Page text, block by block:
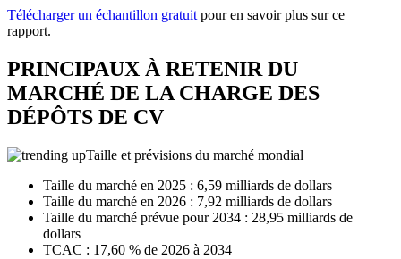
Télécharger un échantillon gratuit pour en savoir plus sur ce
rapport.
PRINCIPAUX À RETENIR DU
MARCHÉ DE LA CHARGE DES
DÉPÔTS DE CV
Taille et prévisions du marché mondial
Taille du marché en 2025 : 6,59 milliards de dollars
Taille du marché en 2026 : 7,92 milliards de dollars
Taille du marché prévue pour 2034 : 28,95 milliards de
dollars
TCAC : 17,60 % de 2026 à 2034